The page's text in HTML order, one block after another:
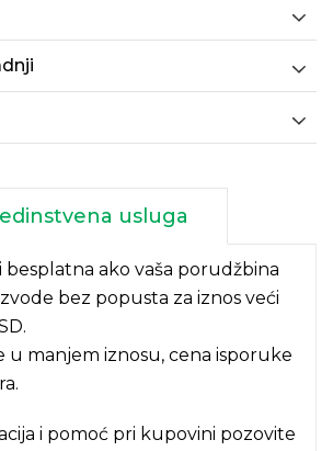
usluga
besplatna ako vaša porudžbina
bez popusta za iznos veći
u manjem iznosu, cena isporuke
i pomoć pri kupovini pozovite